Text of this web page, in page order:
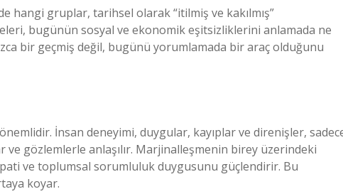
hangi gruplar, tarihsel olarak “itilmiş ve kakılmış”
bugünün sosyal ve ekonomik eşitsizliklerini anlamada ne
bir geçmiş değil, bugünü yorumlamada bir araç olduğunu
İnsan deneyimi, duygular, kayıplar ve direnişler,
ve gözlemlerle anlaşılır. Marjinalleşmenin birey üzerindeki
ve toplumsal sorumluluk duygusunu güçlendirir. Bu
koyar.